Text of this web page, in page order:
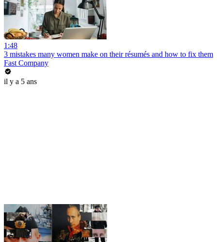
1:48
3 mistakes many women make on their résumés and how to fix them
Fast Company
il y a 5 ans